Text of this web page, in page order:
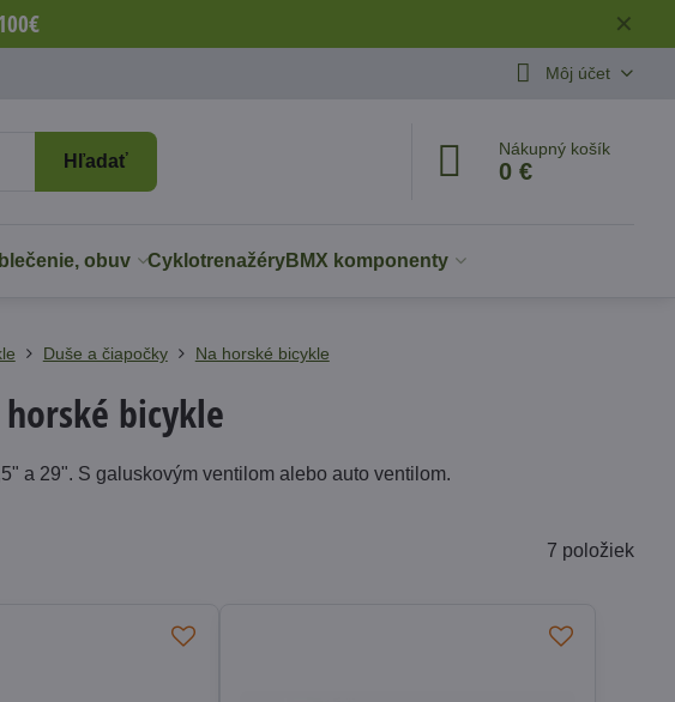
✕
Môj účet
Hľadať
Nákupný košík
0 €
obuv CyklotrenažéryBMX komponenty
Duše a čiapočky Na horské bicykle
horské bicykle
a 29". S galuskovým ventilom alebo auto ventilom.
7 položiek